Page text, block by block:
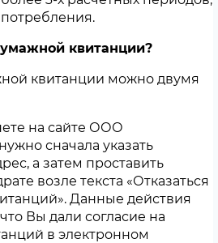
квитанции?
квитанции можно двумя
на сайте ООО
сначала указать
а затем проставить
возле текста «Отказаться
Данные действия
Вы дали согласие на
в электронном